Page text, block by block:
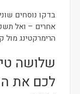
בדקו נוסחים
אחרים – ואל
הרימרקטינג
שלושה